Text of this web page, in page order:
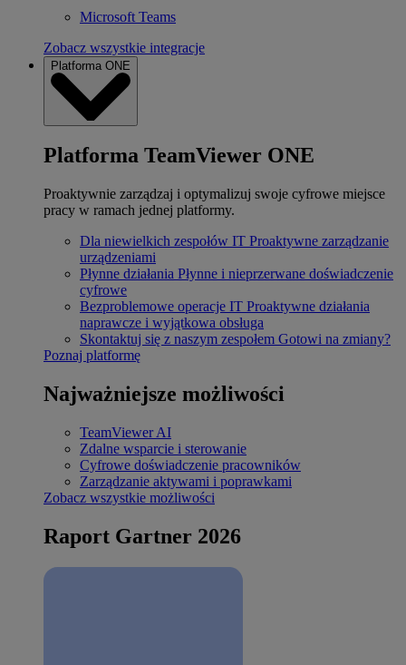
Microsoft Teams
Zobacz wszystkie integracje
Platforma ONE
Platforma TeamViewer ONE
Proaktywnie zarządzaj i optymalizuj swoje cyfrowe miejsce
pracy w ramach jednej platformy.
Dla niewielkich zespołów IT Proaktywne zarządzanie
urządzeniami
Płynne działania Płynne i nieprzerwane doświadczenie
cyfrowe
Bezproblemowe operacje IT Proaktywne działania
naprawcze i wyjątkowa obsługa
Skontaktuj się z naszym zespołem Gotowi na zmiany?
Poznaj platformę
Najważniejsze możliwości
TeamViewer AI
Zdalne wsparcie i sterowanie
Cyfrowe doświadczenie pracowników
Zarządzanie aktywami i poprawkami
Zobacz wszystkie możliwości
Raport Gartner 2026